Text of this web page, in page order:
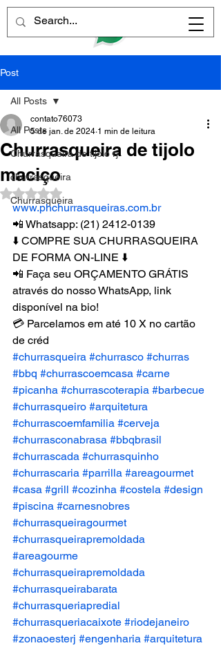
Post
All Posts
Churrasqueira de tijolo rj
churrasqueira
Churrasqueira
All Posts
Churrasqueira de tijolo
maciço
contato76073
5 de jan. de 2024 1 min de leitura
Avaliado com NaN de 5 estrelas.
www.phchurrasqueiras.com.br
📲 Whatsapp: (21) 2412-0139
⬇️ COMPRE SUA CHURRASQUEIRA
DE FORMA ON-LINE ⬇️
📲 Faça seu ORÇAMENTO GRÁTIS
através do nosso WhatsApp, link
disponível na bio!
💳 Parcelamos em até 10 X no cartão
de créd
#churrasqueira #churrasco #churras
#bbq #churrascoemcasa #carne
#picanha #churrascoterapia #barbecue
#churrasqueiro #arquitetura
#churrascoemfamilia #cerveja
#churrasconabrasa #bbqbrasil
#churrascada #churrasquinho
#churrascaria #parrilla #areagourmet
#casa #grill #cozinha #costela #design
#piscina #carnesnobres
#churrasqueiragourmet
#churrasqueirapremoldada
#areagourme
#churrasqueirapremoldada
#churrasqueirabarata
#churrasqueriapredial
#churrasqueriacaixote #riodejaneiro
#zonaoesterj #engenharia #arquitetura